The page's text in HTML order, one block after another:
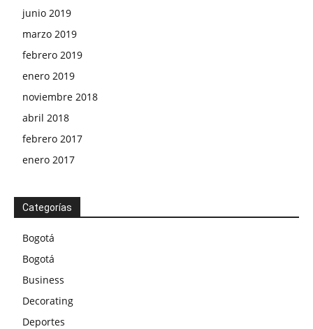
junio 2019
marzo 2019
febrero 2019
enero 2019
noviembre 2018
abril 2018
febrero 2017
enero 2017
Categorías
Bogotá
Bogotá
Business
Decorating
Deportes